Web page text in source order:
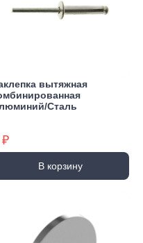
вытяжная
Сталь
₽
В корзину